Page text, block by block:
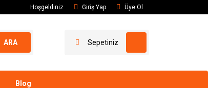
Hoşgeldiniz Giriş Yap Üye Ol
ARA Sepetiniz
Blog